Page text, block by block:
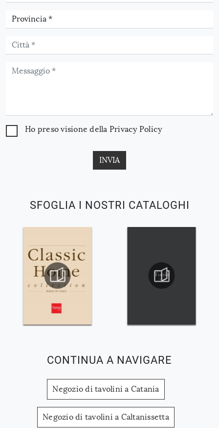
SFOGLIA I NOSTRI CATALOGHI
CONTINUA A NAVIGARE
Negozio di tavolini a Catania
Negozio di tavolini a Caltanissetta
Ho preso visione della Privacy Policy
INVIA